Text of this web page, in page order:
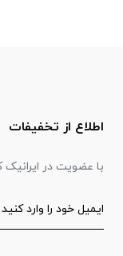
اطلاع از تخفیفات
با عضویت در ایرانیک